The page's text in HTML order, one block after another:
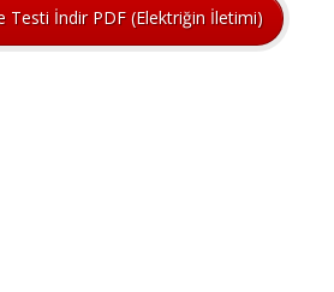
Testi İndir PDF (Elektriğin İletimi)